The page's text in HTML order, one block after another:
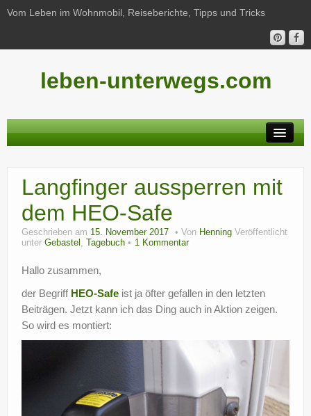
Vom Leben im Wohnmobil, Reiseberichte, Tipps und Tricks
leben-unterwegs.com
Reiseberichte
Unterwegs
Haushalt
Freizeit
Wohnmobil-Technik
?
Langfinger aussperren mit
dem HEO-Safe
Geschrieben am 15. November 2017 Von Henning Veröffentlicht
unter Gebastel , Tagebuch 1 Kommentar
Hallo zusammen,
der Begriff HEO-Safe ist ja öfter gefallen in den letzten
Beiträgen. Jetzt kann ich das Ding auch in Aktion zeigen.
So wird es montiert: